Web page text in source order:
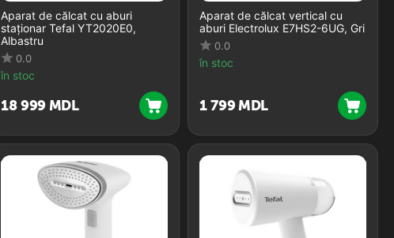
Aparat de călcat cu aburi
staționar Tefal YT2020E0,
Albastru
0.0
în stoc
18 999 MDL
Aparat de călcat vertical cu
aburi Electrolux E7HS2-6UG, Gri
0.0
în stoc
1 799 MDL